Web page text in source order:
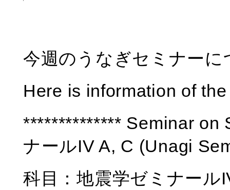
今週のうなぎセミナー
Here is information of
************** Seminar on
ナールIV A, C (Unagi
科目：地震学ゼミナー